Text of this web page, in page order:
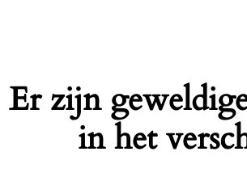
Er zijn
in het